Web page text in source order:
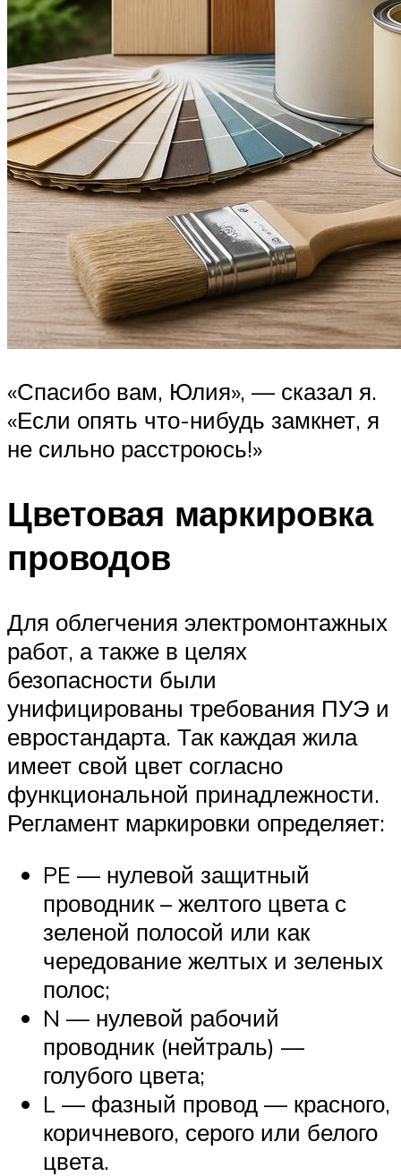
«Спасибо вам, Юлия», — сказал я.
«Если опять что-нибудь замкнет, я
не сильно расстроюсь!»
Цветовая маркировка
проводов
Для облегчения электромонтажных
работ, а также в целях
безопасности были
унифицированы требования ПУЭ и
евростандарта. Так каждая жила
имеет свой цвет согласно
функциональной принадлежности.
Регламент маркировки определяет:
PE — нулевой защитный
проводник – желтого цвета с
зеленой полосой или как
чередование желтых и зеленых
полос;
N — нулевой рабочий
проводник (нейтраль) —
голубого цвета;
L — фазный провод — красного,
коричневого, серого или белого
цвета.